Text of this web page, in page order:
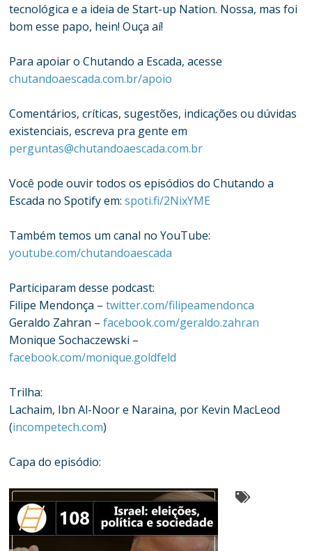
tecnológica e a ideia de Start-up Nation. Nossa, mas foi
bom esse papo, hein! Ouça aí!
Para apoiar o Chutando a Escada, acesse
chutandoaescada.com.br/apoio
Comentários, críticas, sugestões, indicações ou dúvidas
existenciais, escreva pra gente em
perguntas@chutandoaescada.com.br
Você pode ouvir todos os episódios do Chutando a
Escada no Spotify em:spoti.fi/2NixYME
Também temos um canal no YouTube:
youtube.com/chutandoaescada
Participaram desse podcast:
Filipe Mendonça –twitter.com/filipeamendonca
Geraldo Zahran –facebook.com/geraldo.zahran
Monique Sochaczewski –
facebook.com/monique.goldfeld
Trilha:
Lachaim, Ibn Al-Noor e Naraina, por Kevin MacLeod
(incompetech.com)
Capa do episódio: